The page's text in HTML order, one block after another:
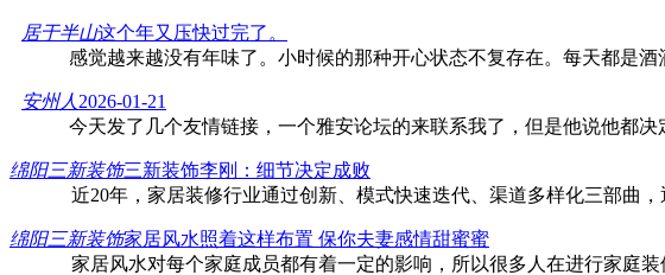
居于半山这个年又压快过完了。
感觉越来越没有年味了。小时候的那种开心状态不复存在。每天都是
安州人 2026-01-21
今天发了几个友情链接，一个雅安论坛的来联系我了，但是他说他都
绵阳三新装饰三新装饰李刚：细节决定成败
近20年，家居装修行业通过创新、模式快速迭代、渠道多样化三部曲
绵阳三新装饰家居风水照着这样布置 保你夫妻感情甜蜜蜜
家居风水对每个家庭成员都有着一定的影响，所以很多人在进行家庭